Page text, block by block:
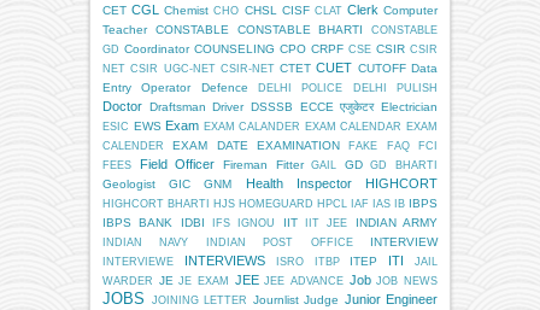
CET CGL Chemist CHO CHSL CISF CLAT Clerk Computer
Teacher
CONSTABLE CONSTABLE BHARTI
CONSTABLE
GD Coordinator COUNSELING CPO CRPF CSE CSIR CSIR
NET CSIR UGC-NET CSIR-NET CTET CUET CUTOFF Data
Entry Operator
Defence DELHI POLICE DELHI PULISH
Doctor Draftsman Driver DSSSB ECCE एजुकेटर Electrician
ESIC EWS Exam EXAM CALANDER EXAM CALENDAR EXAM
CALENDER
EXAM DATE EXAMINATION FAKE FAQ
FCI
FEES
Field Officer Fireman Fitter GAIL GD GD BHARTI
Geologist GIC GNM Health Inspector HIGHCORT
HIGHCORT BHARTI HJS HOMEGUARD HPCL IAF IAS IB IBPS
IBPS BANK
IDBI IFS IGNOU IIT IIT JEE INDIAN ARMY
INDIAN NAVY INDIAN POST OFFICE INTERVIEW
INTERVIEWE INTERVIEWS ISRO ITBP ITEP ITI
JAIL
WARDER JE JE EXAM JEE JEE ADVANCE Job JOB NEWS
JOBS JOINING LETTER Journlist Judge Junior Engineer